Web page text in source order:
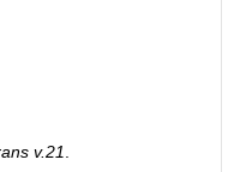
v.21